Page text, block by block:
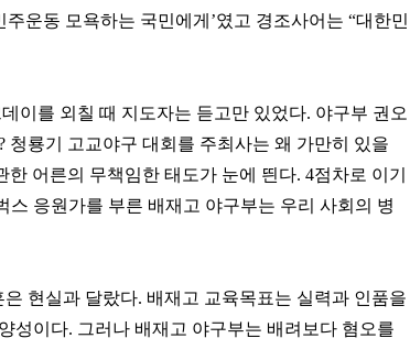
운동 모욕하는 국민에게’였고 경조사어는 “대한민
이를 외칠 때 지도자는 듣고만 있었다. 야구부 권오
청룡기 고교야구 대회를 주최사는 왜 가만히 있을
어른의 무책임한 태도가 눈에 띈다. 4점차로 이기
스 응원가를 부른 배재고 야구부는 우리 사회의 병
현실과 달랐다. 배재고 교육목표는 실력과 인품을
성이다. 그러나 배재고 야구부는 배려보다 혐오를